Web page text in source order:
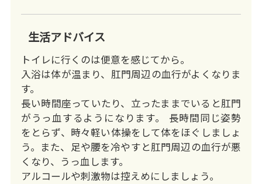
生活アドバイス
トイレに行くのは便意を感じてから。
入浴は体が温まり、肛門周辺の血行がよくなりま
す。
長い時間座っていたり、立ったままでいると肛門
がうっ血するようになります。 長時間同じ姿勢
をとらず、時々軽い体操をして体をほぐしましょ
う。また、足や腰を冷やすと肛門周辺の血行が悪
くなり、うっ血します。
アルコールや刺激物は控えめにしましょう。